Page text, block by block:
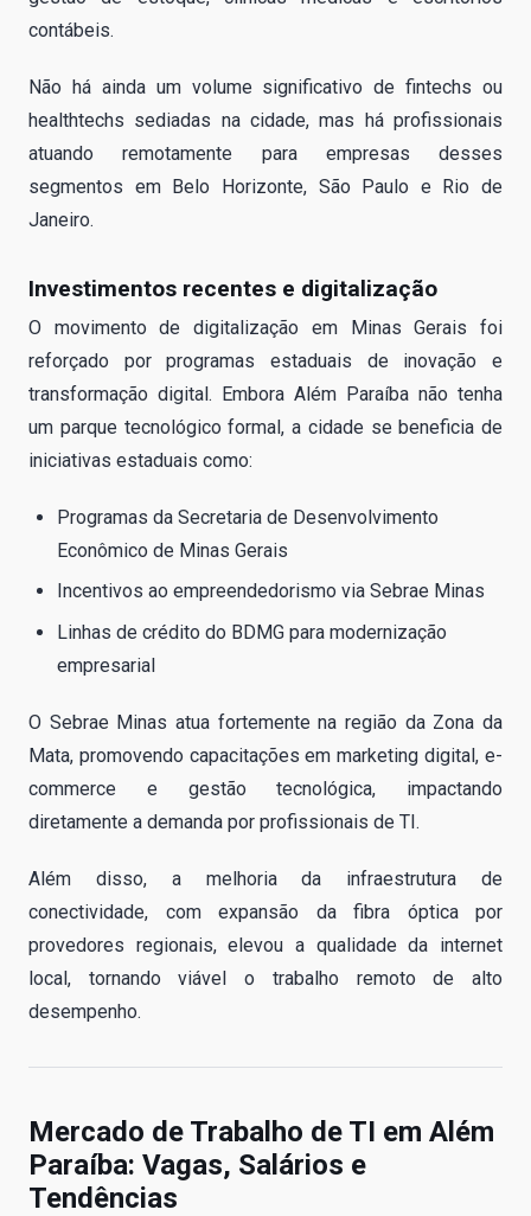
contábeis.
Não há ainda um volume significativo de fintechs ou
healthtechs sediadas na cidade, mas há profissionais
atuando remotamente para empresas desses
segmentos em Belo Horizonte, São Paulo e Rio de
Janeiro.
Investimentos recentes e digitalização
O movimento de digitalização em Minas Gerais foi
reforçado por programas estaduais de inovação e
transformação digital. Embora Além Paraíba não tenha
um parque tecnológico formal, a cidade se beneficia de
iniciativas estaduais como:
Programas da Secretaria de Desenvolvimento
Econômico de Minas Gerais
Incentivos ao empreendedorismo via Sebrae Minas
Linhas de crédito do BDMG para modernização
empresarial
O Sebrae Minas atua fortemente na região da Zona da
Mata, promovendo capacitações em marketing digital, e-
commerce e gestão tecnológica, impactando
diretamente a demanda por profissionais de TI.
Além disso, a melhoria da infraestrutura de
conectividade, com expansão da fibra óptica por
provedores regionais, elevou a qualidade da internet
local, tornando viável o trabalho remoto de alto
desempenho.
Mercado de Trabalho de TI em Além
Paraíba: Vagas, Salários e
Tendências